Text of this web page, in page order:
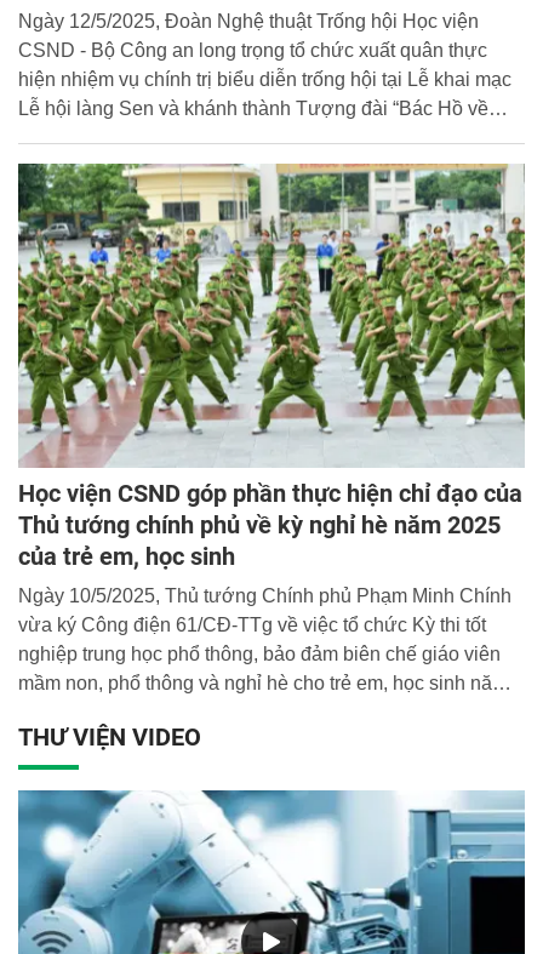
Ngày 12/5/2025, Đoàn Nghệ thuật Trống hội Học viện
CSND - Bộ Công an long trọng tổ chức xuất quân thực
hiện nhiệm vụ chính trị biểu diễn trống hội tại Lễ khai mạc
Lễ hội làng Sen và khánh thành Tượng đài “Bác Hồ về
sinh Chủ tịch Hồ Chí Minh (19/5/1890 - 19/5/2025).
Học viện CSND góp phần thực hiện chỉ đạo của
Thủ tướng chính phủ về kỳ nghỉ hè năm 2025
của trẻ em, học sinh
Ngày 10/5/2025, Thủ tướng Chính phủ Phạm Minh Chính
vừa ký Công điện 61/CĐ-TTg về việc tổ chức Kỳ thi tốt
nghiệp trung học phổ thông, bảo đảm biên chế giáo viên
mầm non, phổ thông và nghỉ hè cho trẻ em, học sinh năm
ngành của lực lượng CAND, Học viện CSND hiện đang
triển khai chương trình “Học làm chiến sĩ Công an” dành
cho học sinh với nhiều nội dung ý nghĩa, thiết thực góp
phần thực hiện chỉ đạo của Thủ tướng chính phủ.
THƯ VIỆN VIDEO